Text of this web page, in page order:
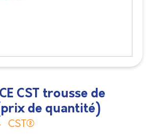
CST trousse de
de quantité)
CST®